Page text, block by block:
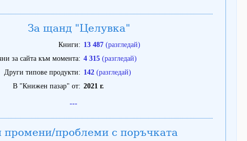
За щанд "Целувка"
Книги 13 487(разгледай)
за сайта към момента
4 315(разгледай)
Други типове продукти
142(разгледай)
В "Книжен пазар" от
2021 г.
---
промени/проблеми с поръчката